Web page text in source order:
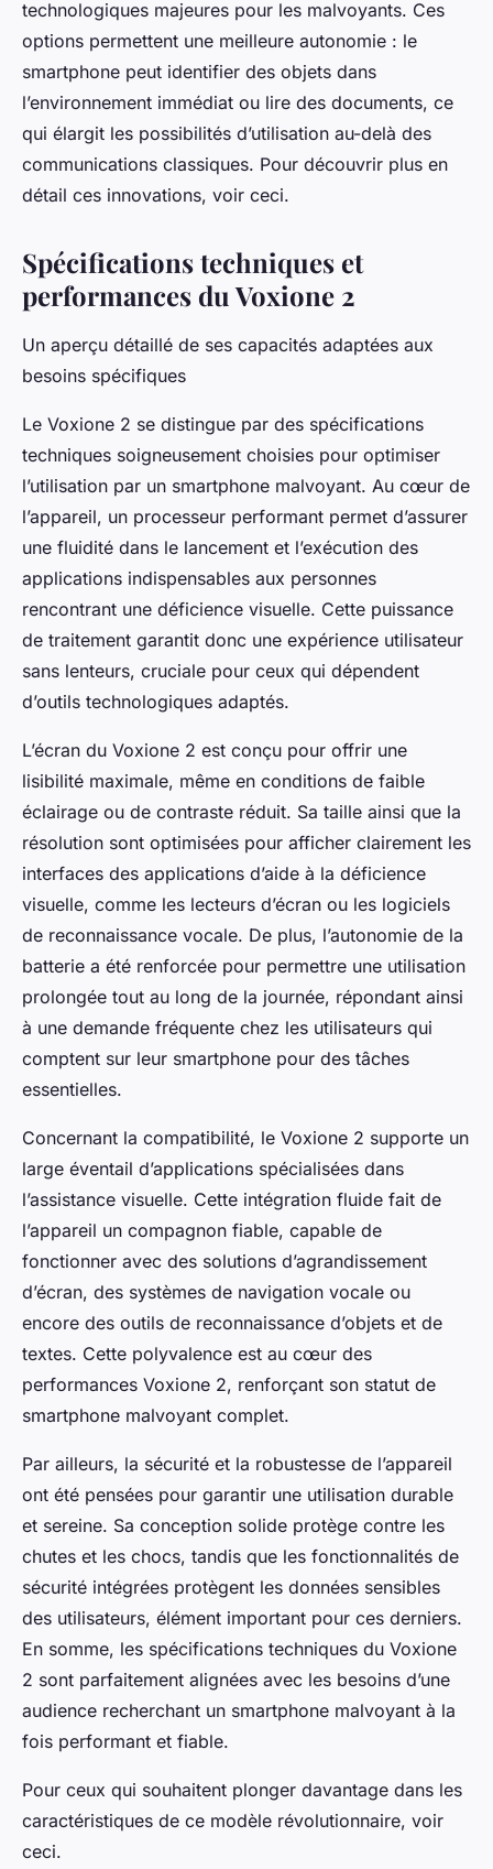
technologiques majeures pour les malvoyants. Ces
options permettent une meilleure autonomie : le
smartphone peut identifier des objets dans
l’environnement immédiat ou lire des documents, ce
qui élargit les possibilités d’utilisation au-delà des
communications classiques. Pour découvrir plus en
détail ces innovations, voir ceci.
Spécifications techniques et
performances du Voxione 2
Un aperçu détaillé de ses capacités adaptées aux
besoins spécifiques
Le Voxione 2 se distingue par des spécifications
techniques soigneusement choisies pour optimiser
l’utilisation par un smartphone malvoyant. Au cœur de
l’appareil, un processeur performant permet d’assurer
une fluidité dans le lancement et l’exécution des
applications indispensables aux personnes
rencontrant une déficience visuelle. Cette puissance
de traitement garantit donc une expérience utilisateur
sans lenteurs, cruciale pour ceux qui dépendent
d’outils technologiques adaptés.
L’écran du Voxione 2 est conçu pour offrir une
lisibilité maximale, même en conditions de faible
éclairage ou de contraste réduit. Sa taille ainsi que la
résolution sont optimisées pour afficher clairement les
interfaces des applications d’aide à la déficience
visuelle, comme les lecteurs d’écran ou les logiciels
de reconnaissance vocale. De plus, l’autonomie de la
batterie a été renforcée pour permettre une utilisation
prolongée tout au long de la journée, répondant ainsi
à une demande fréquente chez les utilisateurs qui
comptent sur leur smartphone pour des tâches
essentielles.
Concernant la compatibilité, le Voxione 2 supporte un
large éventail d’applications spécialisées dans
l’assistance visuelle. Cette intégration fluide fait de
l’appareil un compagnon fiable, capable de
fonctionner avec des solutions d’agrandissement
d’écran, des systèmes de navigation vocale ou
encore des outils de reconnaissance d’objets et de
textes. Cette polyvalence est au cœur des
performances Voxione 2, renforçant son statut de
smartphone malvoyant complet.
Par ailleurs, la sécurité et la robustesse de l’appareil
ont été pensées pour garantir une utilisation durable
et sereine. Sa conception solide protège contre les
chutes et les chocs, tandis que les fonctionnalités de
sécurité intégrées protègent les données sensibles
des utilisateurs, élément important pour ces derniers.
En somme, les spécifications techniques du Voxione
2 sont parfaitement alignées avec les besoins d’une
audience recherchant un smartphone malvoyant à la
fois performant et fiable.
Pour ceux qui souhaitent plonger davantage dans les
caractéristiques de ce modèle révolutionnaire, voir
ceci.